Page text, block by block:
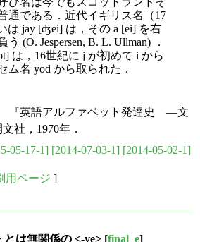
通である．近代イギリス名（17
は jay [ʤei] は，その a [ei] を右
う (O. Jespersen, B. L. Ullman) ．
は，16世紀に j が初めて i から
ム名 yōd から取られた．
英語アルファベット発達史 ―文
社，1970年．
05-17-1] [2014-07-03-1] [2014-05-02-1]
用ページ ]
とは無関係の <-ve> [final_e]